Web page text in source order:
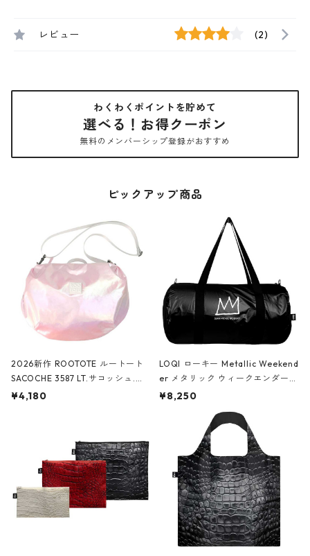
レビュー (2)
わくわくポイントを貯めて
選べる！お得クーポン
無料のメンバーシップ登録がおすすめ
ピックアップ商品
2026新作 ROOTOTE ルートート
SACOCHE 3587 LT.サコッシュ.ル
ミエ-B ショルダーバッグ グロスピ
¥4,180
LOQI ローキー Metallic Weekend
er メタリック ウィークエンダー
ボストンバッグ ショルダーバッグ
Black ジャン=ミッシェル・バスキ
ア/クラウン ブラック
¥8,250